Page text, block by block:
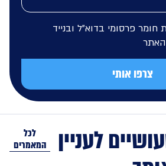
בדוא"ל ובנייד
אותי
לעניין
לכל
המאמרים